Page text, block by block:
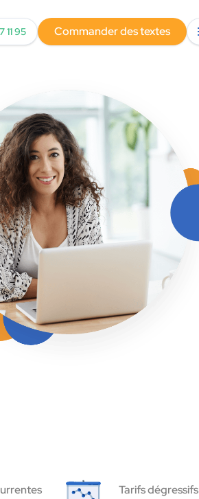
11 95 Commander des textes
Tarifs dégressifs